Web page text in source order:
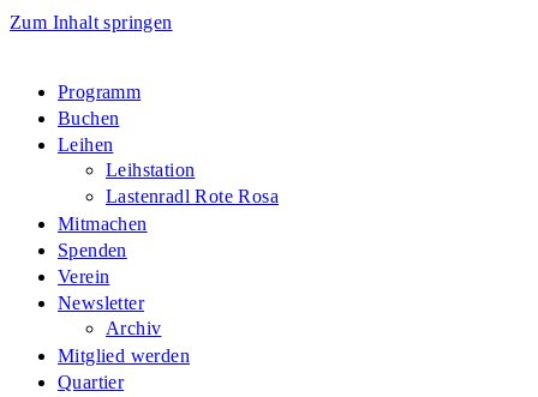
Zum Inhalt springen
Programm
Buchen
Leihen
Leihstation
Lastenradl Rote Rosa
Mitmachen
Spenden
Verein
Newsletter
Archiv
Mitglied werden
Quartier